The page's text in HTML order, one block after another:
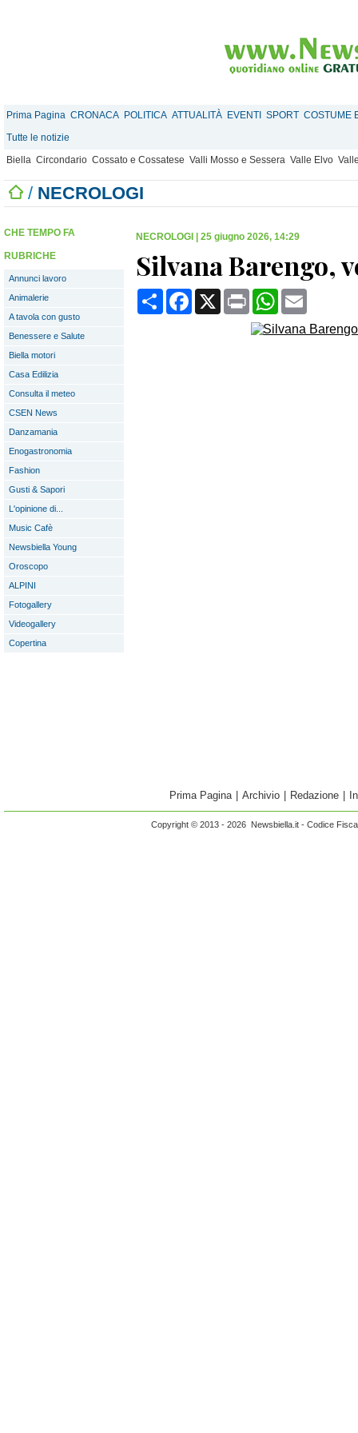
Prima Pagina CRONACA POLITICA ATTUALITÀ EVENTI SPORT COSTUME
Tutte le notizie
Biella Circondario Cossato e Cossatese Valli Mosso e Sessera Valle Elvo
/ NECROLOGI
CHE TEMPO FA
RUBRICHE
Annunci lavoro
Animalerie
A tavola con gusto
Benessere e Salute
Biella motori
Casa Edilizia
Consulta il meteo
CSEN News
Danzamania
Enogastronomia
Fashion
Gusti & Sapori
L'opinione di...
Music Cafè
Newsbiella Young
Oroscopo
ALPINI
Fotogallery
Videogallery
Copertina
NECROLOGI 25 giugno 2026, 14:29
Silvana Barengo,
CondividiFacebook
X Print WhatsApp
Prima Pagina Archivio Redazione
Copyright © 2013 - 2026 Newsbiella.it - Codice